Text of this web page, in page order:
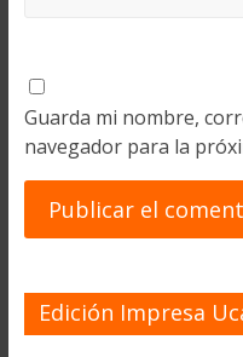
Guarda mi nombre,
navegador para la
Edición Impresa